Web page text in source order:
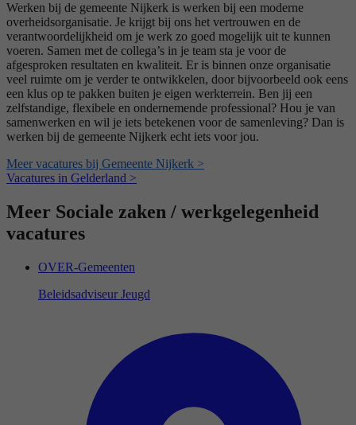
Werken bij de gemeente Nijkerk is werken bij een moderne
overheidsorganisatie. Je krijgt bij ons het vertrouwen en de
verantwoordelijkheid om je werk zo goed mogelijk uit te kunnen
voeren. Samen met de collega’s in je team sta je voor de
afgesproken resultaten en kwaliteit. Er is binnen onze organisatie
veel ruimte om je verder te ontwikkelen, door bijvoorbeeld ook eens
een klus op te pakken buiten je eigen werkterrein. Ben jij een
zelfstandige, flexibele en ondernemende professional? Hou je van
samenwerken en wil je iets betekenen voor de samenleving? Dan is
werken bij de gemeente Nijkerk echt iets voor jou.
Meer vacatures bij Gemeente Nijkerk >
Vacatures in Gelderland >
Meer Sociale zaken / werkgelegenheid
vacatures
OVER-Gemeenten
Beleidsadviseur Jeugd